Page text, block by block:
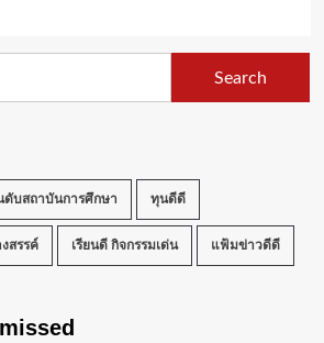
ดับสถาบันการศึกษา ทุนดีดี
สรรค์ เรียนดี กิจกรรมเด่น แฟ้มข่าวดีดี